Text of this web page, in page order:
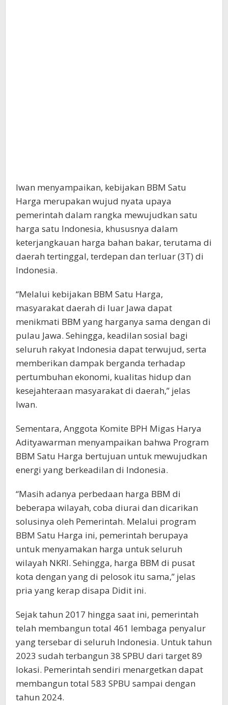
Iwan menyampaikan, kebijakan BBM Satu
Harga merupakan wujud nyata upaya
pemerintah dalam rangka mewujudkan satu
harga satu Indonesia, khususnya dalam
keterjangkauan harga bahan bakar, terutama di
daerah tertinggal, terdepan dan terluar (3T) di
Indonesia.
“Melalui kebijakan BBM Satu Harga,
masyarakat daerah di luar Jawa dapat
menikmati BBM yang harganya sama dengan di
pulau Jawa. Sehingga, keadilan sosial bagi
seluruh rakyat Indonesia dapat terwujud, serta
memberikan dampak berganda terhadap
pertumbuhan ekonomi, kualitas hidup dan
kesejahteraan masyarakat di daerah,” jelas
Iwan.
Sementara, Anggota Komite BPH Migas Harya
Adityawarman menyampaikan bahwa Program
BBM Satu Harga bertujuan untuk mewujudkan
energi yang berkeadilan di Indonesia.
“Masih adanya perbedaan harga BBM di
beberapa wilayah, coba diurai dan dicarikan
solusinya oleh Pemerintah. Melalui program
BBM Satu Harga ini, pemerintah berupaya
untuk menyamakan harga untuk seluruh
wilayah NKRI. Sehingga, harga BBM di pusat
kota dengan yang di pelosok itu sama,” jelas
pria yang kerap disapa Didit ini.
Sejak tahun 2017 hingga saat ini, pemerintah
telah membangun total 461 lembaga penyalur
yang tersebar di seluruh Indonesia. Untuk tahun
2023 sudah terbangun 38 SPBU dari target 89
lokasi. Pemerintah sendiri menargetkan dapat
membangun total 583 SPBU sampai dengan
tahun 2024.